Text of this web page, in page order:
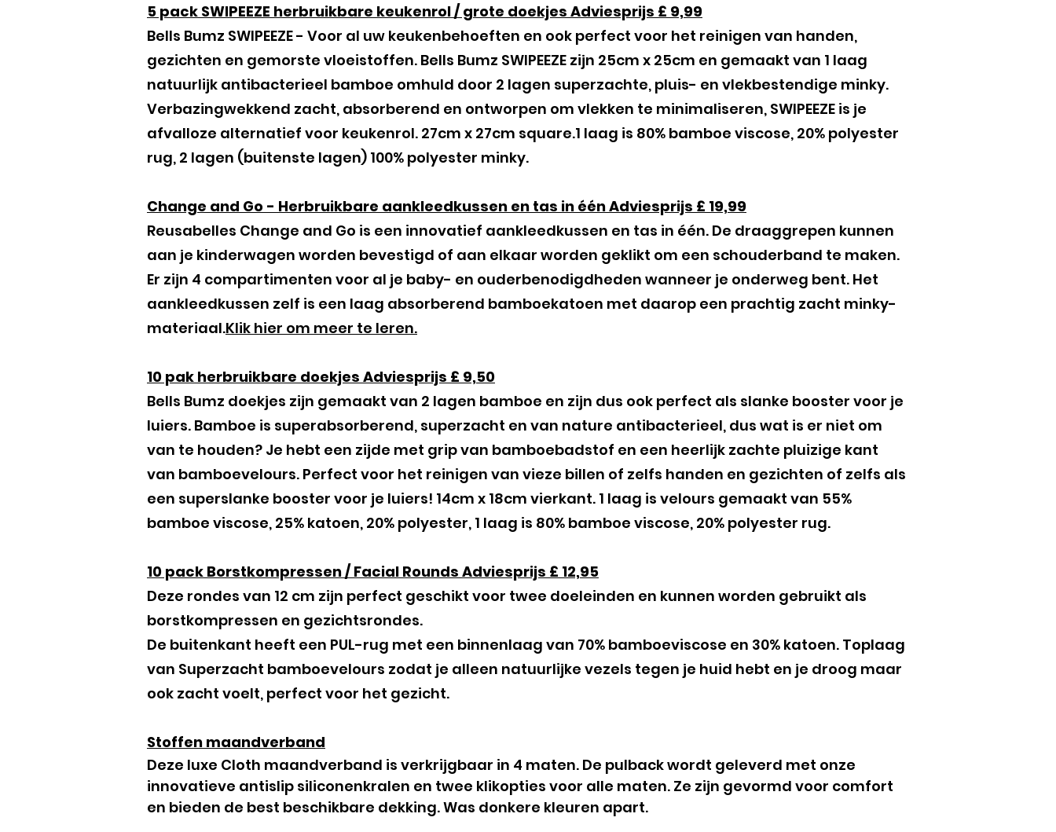
5 pack SWIPEEZE herbruikbare keukenrol / grote doekjes Adviesprijs £ 9,99
Bells Bumz SWIPEEZE - Voor al uw keukenbehoeften en ook perfect voor het reinigen van handen,
gezichten en gemorste vloeistoffen. Bells Bumz SWIPEEZE zijn 25cm x 25cm en gemaakt van 1 laag
natuurlijk antibacterieel bamboe omhuld door 2 lagen superzachte, pluis- en vlekbestendige minky.
Verbazingwekkend zacht, absorberend en ontworpen om vlekken te minimaliseren, SWIPEEZE is je
afvalloze alternatief voor keukenrol. 27cm x 27cm square​.1 laag is 80% bamboe viscose, 20% polyester
rug, 2 lagen (buitenste lagen) 100% polyester minky.
Change and Go - Herbruikbare aankleedkussen en tas in één Adviesprijs £ 19,99
Reusabelles Change and Go is een innovatief aankleedkussen en tas in één. De draaggrepen kunnen
aan je kinderwagen worden bevestigd of aan elkaar worden geklikt om een schouderband te maken.
Er zijn 4 compartimenten voor al je baby- en ouderbenodigdheden wanneer je onderweg bent. Het
aankleedkussen zelf is een laag absorberend bamboekatoen met daarop een prachtig zacht minky-
materiaal.Klik hier om meer te leren.
10 pak herbruikbare doekjes Adviesprijs £ 9,50
Bells Bumz doekjes zijn gemaakt van 2 lagen bamboe en zijn dus ook perfect als slanke booster voor je
luiers. Bamboe is superabsorberend, superzacht en van nature antibacterieel, dus wat is er niet om
van te houden? Je hebt een zijde met grip van bamboebadstof en een heerlijk zachte pluizige kant
van bamboevelours. Perfect voor het reinigen van vieze billen of zelfs handen en gezichten of zelfs als
een superslanke booster voor je luiers! 14cm x 18cm vierkant​. 1 laag is velours gemaakt van 55%
bamboe viscose, 25% katoen, 20% polyester, 1 laag is 80% bamboe viscose, 20% polyester rug.
10 pack Borstkompressen / Facial Rounds Adviesprijs £ 12,95
Deze rondes van 12 cm zijn perfect geschikt voor twee doeleinden en kunnen worden gebruikt als
borstkompressen en gezichtsrondes.
De buitenkant heeft een PUL-rug met een binnenlaag van 70% bamboeviscose en 30% katoen. Toplaag
van Superzacht bamboevelours zodat je alleen natuurlijke vezels tegen je huid hebt en je droog maar
ook zacht voelt, perfect voor het gezicht.
Stoffen maandverband
Deze luxe Cloth maandverband is verkrijgbaar in 4 maten. De pulback wordt geleverd met onze
innovatieve antislip siliconenkralen en twee klikopties voor alle maten. Ze zijn gevormd voor comfort
en bieden de best beschikbare dekking. Was donkere kleuren apart.